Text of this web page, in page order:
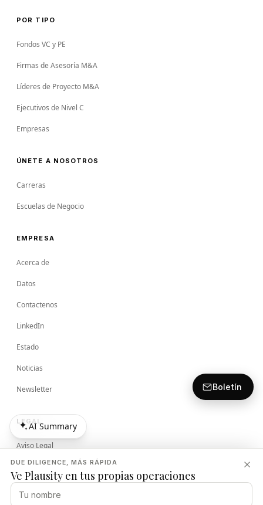
DUE DILIGENCE, MÁS RÁPIDA
Ve Plausity en tus propias operaciones
POR TIPO
Fondos VC y PE
Firmas de Asesoría M&A
Líderes de Proyecto M&A
Ejecutivos de Nivel C
Empresas
ÚNETE A NOSOTROS
Carreras
Escuelas de Negocio
EMPRESA
Acerca de
Datos
Contactenos
LinkedIn
Estado
Noticias
Newsletter
LEGAL
Aviso Legal
Términos
AI Summary
AI Summary
Boletín